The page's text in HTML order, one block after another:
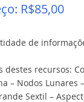
R$85,00
de
recursos:
– Nodos Lunares
Sextil –